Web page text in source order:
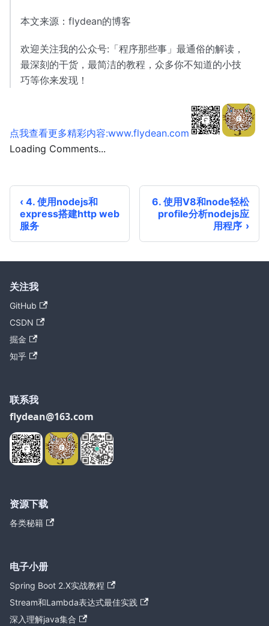
本文来源：flydean的博客
欢迎关注我的公众号:「程序那些事」最通俗的解读，
最深刻的干货，最简洁的教程，众多你不知道的小技
巧等你来发现！
点我查看更多精彩内容:www.flydean.com
Loading Comments...
4. 使用nodejs和
express搭建http web
服务
6. 使用V8和node轻松
profile分析nodejs应
用程序
关注我
GitHub
CSDN
掘金
知乎
联系我
flydean@163.com
资源下载
各类秘籍
电子小册
Spring Boot 2.X实战教程
Stream和Lambda表达式最佳实践
深入理解java集合